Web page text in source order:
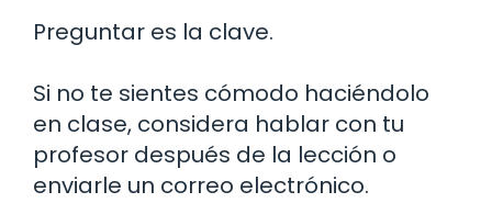
Preguntar es la clave.
Si no te sientes cómodo haciéndolo
en clase, considera hablar con tu
profesor después de la lección o
enviarle un correo electrónico.